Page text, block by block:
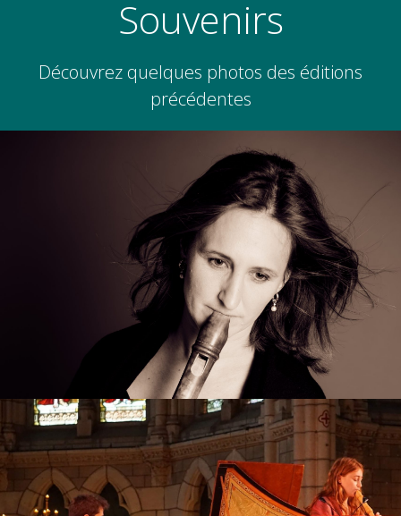
Souvenirs
Découvrez quelques photos des éditions
précédentes